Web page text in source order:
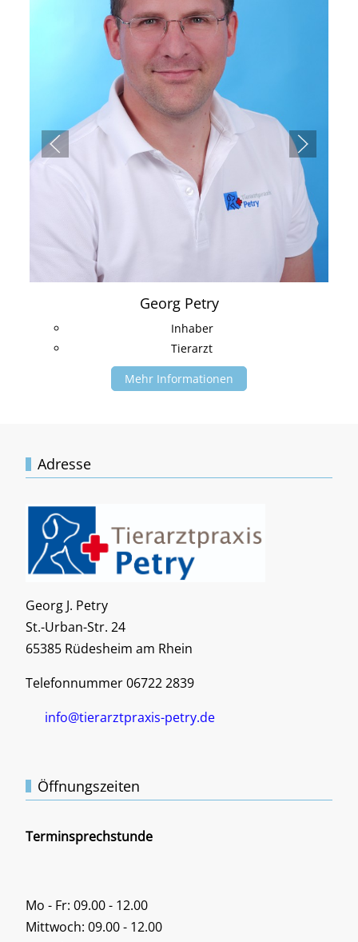
Georg Petry
Inhaber
Tierarzt
Mehr Informationen
Adresse
Georg J. Petry
St.-Urban-Str. 24
65385 Rüdesheim am Rhein
Telefonnummer 06722 2839
info@tierarztpraxis-petry.de
Öffnungszeiten
Terminsprechstunde
Mo - Fr: 09.00 - 12.00
Mittwoch: 09.00 - 12.00